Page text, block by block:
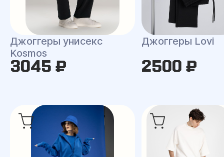
Джоггеры унисекс
Kosmos
3045 ₽
Джоггеры Lovi
2500 ₽